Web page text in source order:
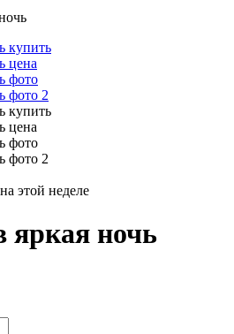
этой неделе
яркая ночь